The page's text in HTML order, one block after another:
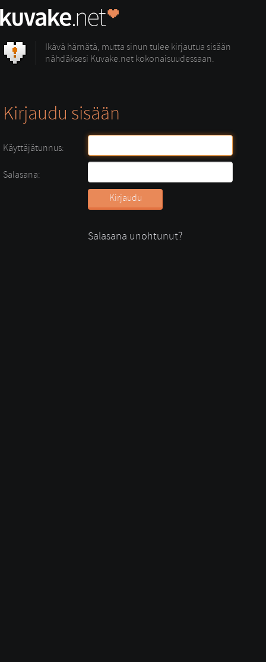
Ikävä härnätä, mutta sinun tulee kirjautua sisään
nähdäksesi Kuvake.net kokonaisuudessaan.
Kirjaudu sisään
Käyttäjätunnus:
Salasana:
Salasana unohtunut?